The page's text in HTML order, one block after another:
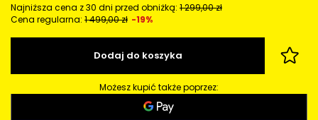
Najniższa cena z 30 dni przed obniżką: 1 299,00 zł
Cena regularna: 1 499,00 zł -19%
Dodaj do koszyka
Możesz kupić także poprzez: